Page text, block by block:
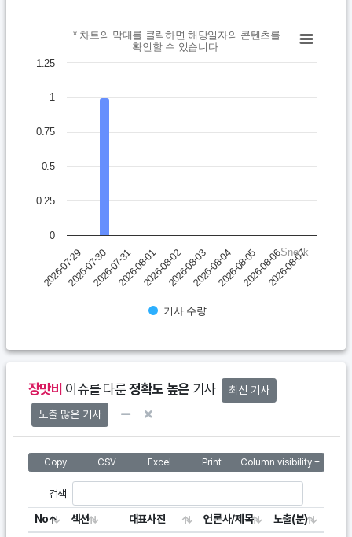
Chart
Bar chart with 10 bars.
View as data table, Chart
The chart has 1 X axis displaying categories.
* 차트의 막대를 클릭하면 해당일자의 콘텐츠를
확인할 수 있습니다.
기사 수량
2026-07-292026-07-302026-07-312026-08-012026-08-022026-08-032026-08-042026-08-052026-08-062026-08-07
0
0.25
0.5
0.75
1
1.25
Sneck
장맛비 이슈를 다룬정확도 높은 기사
최신 기사
노출 많은 기사
Copy CSV Excel Print Column visibility
검색
No 섹션 대표사진 언론사/제목 노출(분)